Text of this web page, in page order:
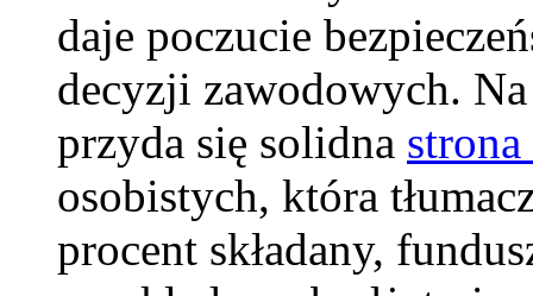
daje poczucie
decyzji zawodowych.
przyda się solidna
osobistych, która
procent składany,